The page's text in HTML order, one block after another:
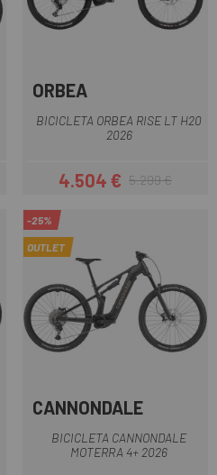
ORBEA
BICICLETA ORBEA RISE LT H20
2026
Preu
4.504 €Preu regular
5.299 €
-25%
OUTLET
CANNONDALE
BICICLETA CANNONDALE
MOTERRA 4+ 2026